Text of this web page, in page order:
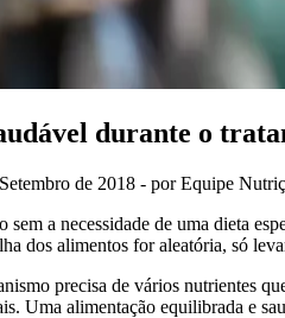
durante o
de 2018 - por Equipe
sem a necessidade de uma dieta
dos alimentos for aleatória, só
precisa de vários nutrientes
Uma alimentação equilibrada e